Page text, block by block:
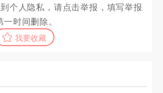
个人隐私，请点击举报，填写举报
时间删除。
我要收藏